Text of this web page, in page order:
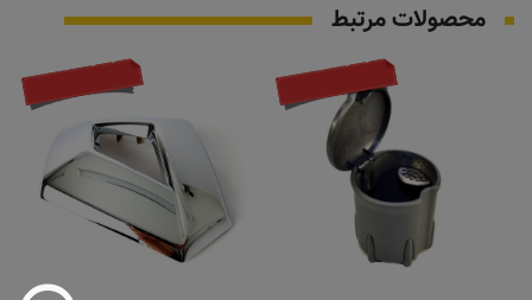
محصولات مرتبط
موجود نیست موجود نیست